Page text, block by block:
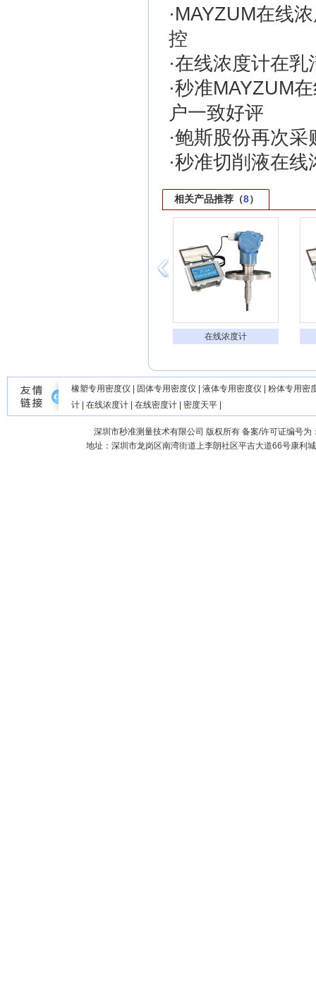
·MAYZUM在线
控
·在线浓度计在乳
·秒准MAYZUM
户一致好评
·鲍斯股份再次采
·秒准切削液在线
相关产品推荐（8）
在线浓度计
橡塑专用密度仪 固体专用密度仪 液体专用密度仪
粉体专用密
计
在线浓度计 在线密度计 密度天平
深圳市秒准测量技术有限公司 版权所有 备案/许可证编号为
地址：深圳市龙岗区南湾街道上李朗社区平吉大道66号康利